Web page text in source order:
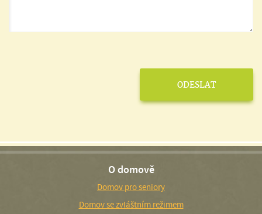
O domově
Domov pro seniory
Domov se zvláštním režimem